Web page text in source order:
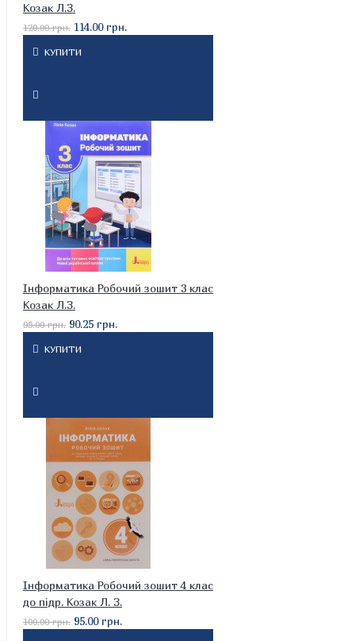
Козак Л.З.
120.00 грн. 114.00 грн.
КУПИТИ
Інформатика Робочий зошит 3 клас
Козак Л.З.
95.00 грн. 90.25 грн.
КУПИТИ
Інформатика Робочий зошит 4 клас
до підр. Козак Л. З.
100.00 грн. 95.00 грн.